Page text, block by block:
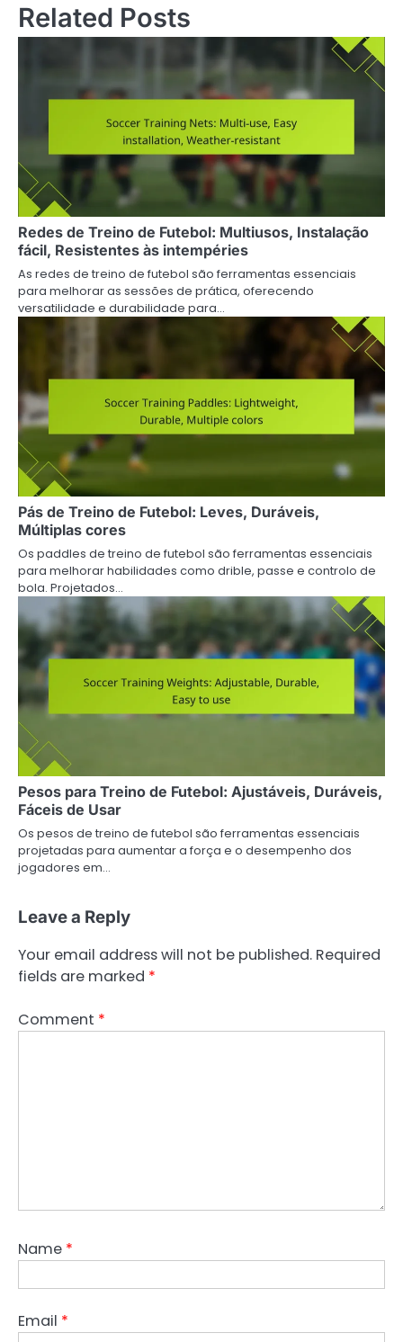
Related Posts
Redes de Treino de Futebol: Multiusos, Instalação
fácil, Resistentes às intempéries
As redes de treino de futebol são ferramentas essenciais
para melhorar as sessões de prática, oferecendo
versatilidade e durabilidade para…
Pás de Treino de Futebol: Leves, Duráveis,
Múltiplas cores
Os paddles de treino de futebol são ferramentas essenciais
para melhorar habilidades como drible, passe e controlo de
bola. Projetados…
Pesos para Treino de Futebol: Ajustáveis, Duráveis,
Fáceis de Usar
Os pesos de treino de futebol são ferramentas essenciais
projetadas para aumentar a força e o desempenho dos
jogadores em…
Leave a Reply
Your email address will not be published. Required
fields are marked *
Comment *
Name *
Email *